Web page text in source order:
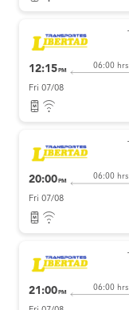
12:15 PM
06:00 hrs
Fri 07/08
20:00 PM
06:00 hrs
Fri 07/08
21:00 PM
06:00 hrs